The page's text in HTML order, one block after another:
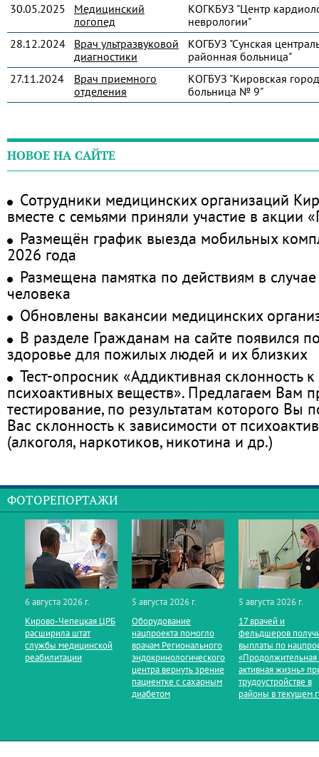
30.05.2025
Медицинский
логопед
КОГКБУЗ "Центр
неврологии"
28.12.2024
Врач ультразвуковой
диагностики
КОГБУЗ "Сунская
районная больница"
27.11.2024
Врач приемного
отделения
КОГБУЗ "Кировская
больница № 9"
НОВОЕ НА САЙТЕ
Сотрудники медицинских организаций
вместе с семьями приняли участие в акции
Размещён график выезда мобильных
2026 года
Размещена памятка по действиям в
человека
Обновлены вакансии медицинских
В разделе Гражданам на сайте появился
здоровье для пожилых людей и их близких
Тест-опросник «Аддиктивная склонность
психоактивных веществ». Предлагаем Вам
тестирование, по результатам которого Вы
Вас склонность к зависимости от
(алкоголя, наркотиков, никотина и др.)
ФОТОРЕПОРТАЖИ
6 августа 2026 г.
Кирово‑Чепецкая ЦРБ
расширила штат
службы медицинской
реабилитации
5 августа 2026 г.
Оборудование
нацпроекта помогло
врачам Регионального
эндокринологического
центра вернуть зрение
пациентке с сахарным
диабетом
5 августа 2026 г.
17 врачей и
фельдшеров
выплаты по
«Продолжительная
активная жизнь»
трудоустройстве в
районы в текущем